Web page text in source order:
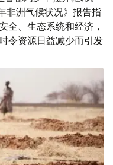
非洲气候状况》报告指
全、生态系统和经济，
令资源日益减少而引发